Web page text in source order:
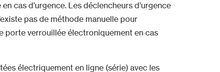
cas d’urgence. Les déclencheurs d’urgence
pas de méthode manuelle pour
porte verrouillée électroniquement en cas
électriquement en ligne (série) avec les